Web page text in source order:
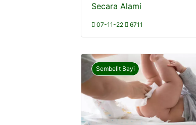
Secara Alami
07-11-22 6711
Sembelit Bayi